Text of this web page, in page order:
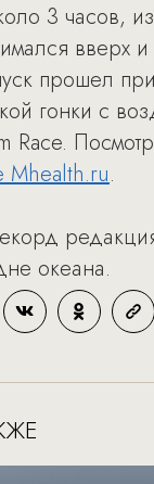
3 часов,
вверх и
прошел
гонки с
Race.
Mhealth.ru.
океана.